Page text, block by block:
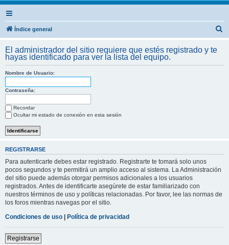
Índice general
c
El administrador del sitio requiere que estés registrado y te
hayas identificado para ver la lista del equipo.
Nombre de Usuario:
Contraseña:
Recordar
Ocultar mi estado de conexión en esta sesión
REGISTRARSE
Para autenticarte debes estar registrado. Registrarte te tomará solo unos
pocos segundos y te permitirá un amplio acceso al sistema. La Administración
del sitio puede además otorgar permisos adicionales a los usuarios
registrados. Antes de identificarte asegúrete de estar familiarizado con
nuestros términos de uso y políticas relacionadas. Por favor, lee las normas de
los foros mientras navegas por el sitio.
Condiciones de uso | Política de privacidad
Registrarse